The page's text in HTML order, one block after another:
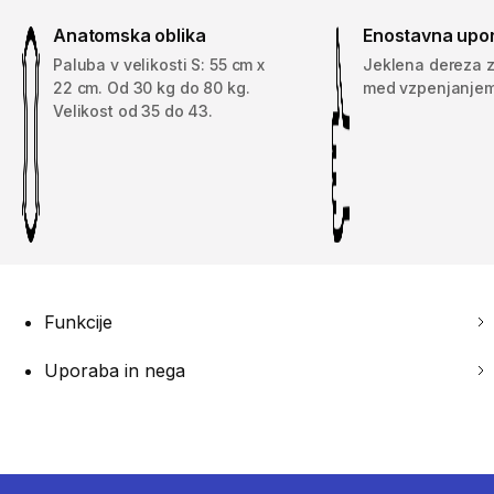
Anatomska oblika
Paluba v velikosti S: 55 cm x
22 cm. Od 30 kg do 80 kg.
Velikost od 35 do 43.
Enostavna
Jeklena dereza
med
Funkcije
Uporaba in nega